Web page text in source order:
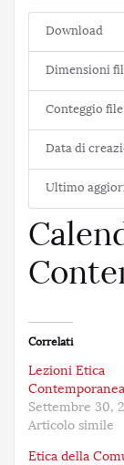
Download
Dimensioni
Conteggio file
Data di
Ultimo
Correlati
Lezioni Etica
Settembre 30,
Articolo simile
Etica della